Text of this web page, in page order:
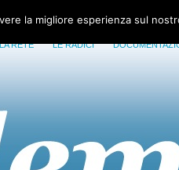
LA RETE LE RADICI
la migliore esperienza sul